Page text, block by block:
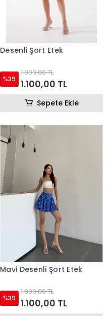
Desenli Şort Etek
%39
1.800,00 TL
1.100,00 TL
Sepete Ekle
Mavi Desenli Şort Etek
%39
1.800,00 TL
1.100,00 TL